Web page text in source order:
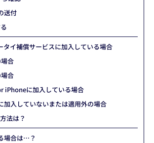
送付
イ補償サービスに加入している場合
合
合
iPhoneに加入している場合
加入していないまたは適用外の場合
法は？
場合は…？